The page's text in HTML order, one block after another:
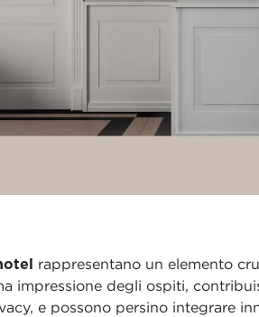
rappresentano un elemento
impressione degli ospiti,
e possono persino integrare